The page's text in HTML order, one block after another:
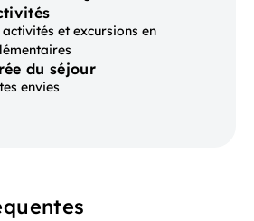
et excursions en
du séjour
envies